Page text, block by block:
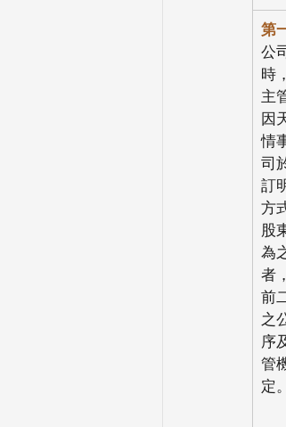
第
公
時
主
因
情
司
訂
方
股
為
者
前
之
序
管
定。